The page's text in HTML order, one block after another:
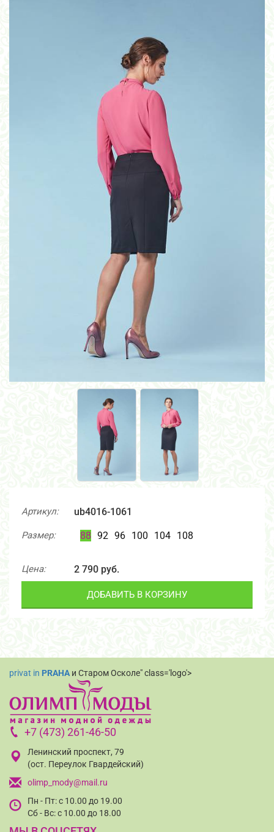
Артикул: ub4016-1061
Размер: 88 92 96 100 104 108
Цена: 2 790 руб.
ДОБАВИТЬ В КОРЗИНУ
privat in PRAHA и Старом Осколе" class='logo'>
+7 (473) 261-46-50
Ленинский проспект, 79
(ост. Переулок Гвардейский)
olimp_mody@mail.ru
Пн - Пт: с 10.00 до 19.00
Сб - Вс: с 10.00 до 18.00